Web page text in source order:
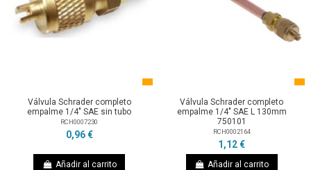
Válvula Schrader completo
empalme 1/4" SAE sin tubo
RCH0007230
0,96 €
Añadir al carrito
Válvula Schrader completo
empalme 1/4" SAE L 130mm
750101
RCH0002164
1,12 €
Añadir al carrito